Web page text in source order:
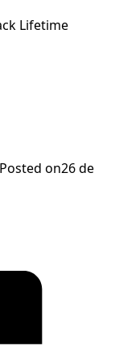
Lifetime
Posted on26 de